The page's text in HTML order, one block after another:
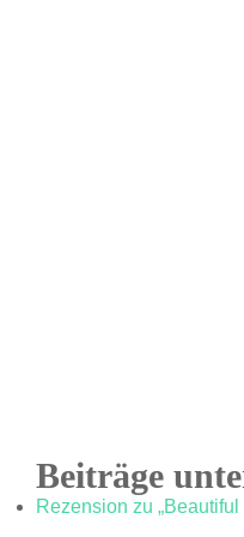
Beiträge
Rezension zu